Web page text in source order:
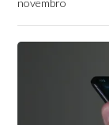
novembro